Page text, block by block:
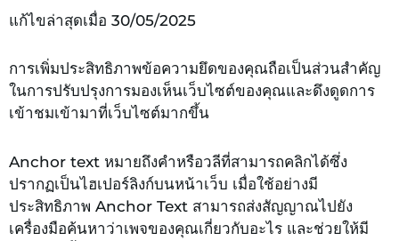
แก้ไขล่าสุดเมื่อ 30/05/2025
การเพิ่มประสิทธิภาพข้อความยึดของคุณถือเป็นส่วนสำคัญ
ในการปรับปรุงการมองเห็นเว็บไซต์ของคุณและดึงดูดการ
เข้าชมเข้ามาที่เว็บไซต์มากขึ้น
Anchor text หมายถึงคำหรือวลีที่สามารถคลิกได้ซึ่ง
ปรากฏเป็นไฮเปอร์ลิงก์บนหน้าเว็บ เมื่อใช้อย่างมี
ประสิทธิภาพ Anchor Text สามารถส่งสัญญาณไปยัง
เครื่องมือค้นหาว่าเพจของคุณเกี่ยวกับอะไร และช่วยให้มี